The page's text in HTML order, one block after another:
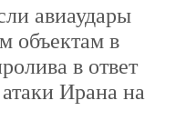
авиаудары
объектам в
в ответ
Ирана на